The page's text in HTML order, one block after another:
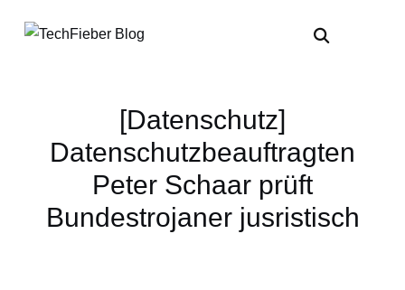
[Datenschutz]
Datenschutzbeauftragten
Peter Schaar prüft
Bundestrojaner jusristisch